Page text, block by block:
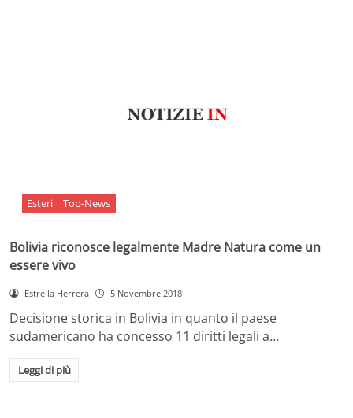
Esteri Top-News
Bolivia riconosce legalmente Madre Natura come un
essere vivo
Estrella Herrera 5 Novembre 2018
Decisione storica in Bolivia in quanto il paese
sudamericano ha concesso 11 diritti legali a…
Leggi di più